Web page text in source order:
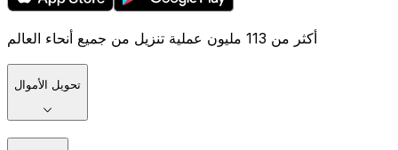
أكثر من 113 مليون عملية تنزيل من جميع أنحاء العالم
تحويل الأموال